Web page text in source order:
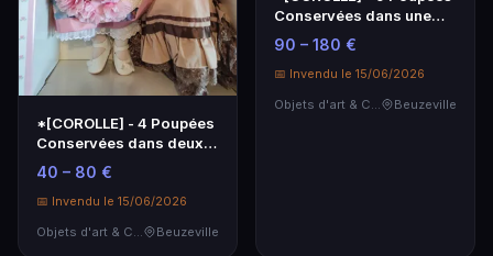
*[COROLLE] - 4 Poupées
Conservées dans deux
boîtes
40 – 80 €
📅 Invendu le 15/06/2026
Beuzeville
Conservées dans une
boîte
90 – 180 €
📅 Invendu le 15/06/2026
Objets d'art & Curiosités
Beuzeville